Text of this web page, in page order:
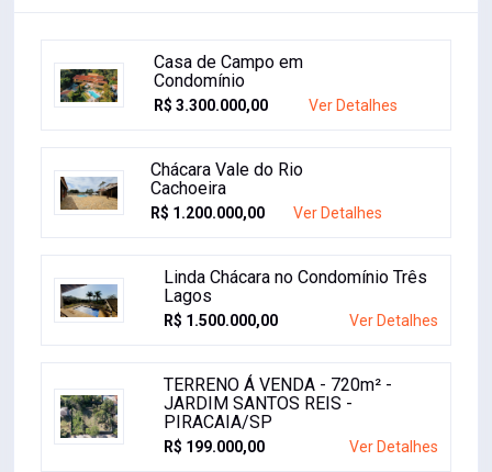
Linda Casa a Venda no Santos
Reis
R$ 670.000,00 Ver Detalhes
Casa de Campo em
Condomínio
R$ 3.300.000,00 Ver Detalhes
Chácara Vale do Rio
Cachoeira
R$ 1.200.000,00 Ver Detalhes
Linda Chácara no Condomínio Três
Lagos
R$ 1.500.000,00